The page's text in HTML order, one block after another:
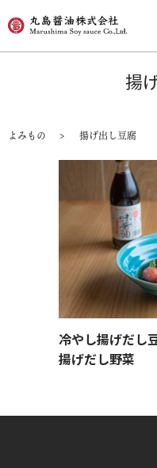
揚
よみもの 揚げ出し豆腐
冷やし揚げだし
揚げだし野菜